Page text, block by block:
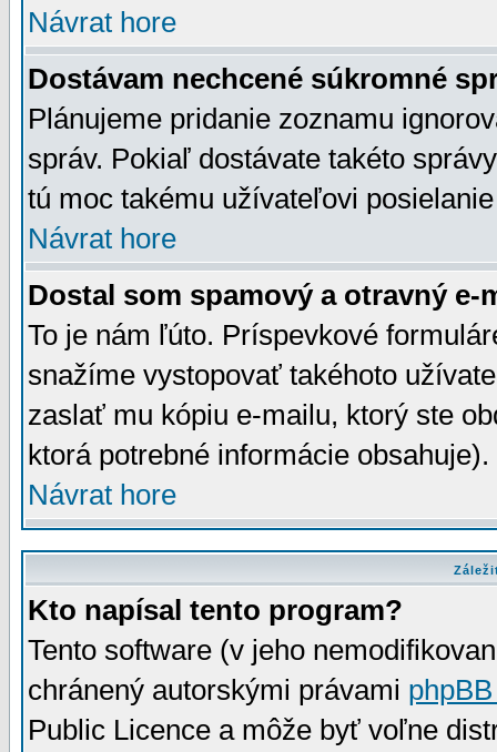
Návrat hore
Dostávam nechcené súkromné
Plánujeme pridanie zoznamu
správ. Pokiaľ dostávate takéto
tú moc takému užívateľovi
Návrat hore
Dostal som spamový a otravný e-
To je nám ľúto. Príspevkové
snažíme vystopovať takéhoto
zaslať mu kópiu e-mailu, ktorý ste
ktorá potrebné informácie
Návrat hore
Kto napísal tento program?
Tento software (v jeho
chránený autorskými právami
Public Licence a môže byť voľne